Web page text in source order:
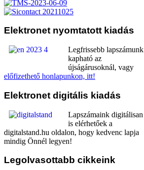
Elektronet nyomtatott kiadás
Legfrissebb lapszámunk
kapható az
újságárusoknál, vagy
előfizethető honlapunkon, itt!
Elektronet digitális kiadás
Lapszámaink digitálisan
is elérhetőek a
digitalstand.hu oldalon, hogy kedvenc lapja
mindig Önnél legyen!
Legolvasottabb cikkeink